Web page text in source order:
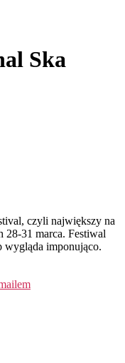
Ska
czyli największy na
28-31 marca. Festiwal
wygląda imponująco.